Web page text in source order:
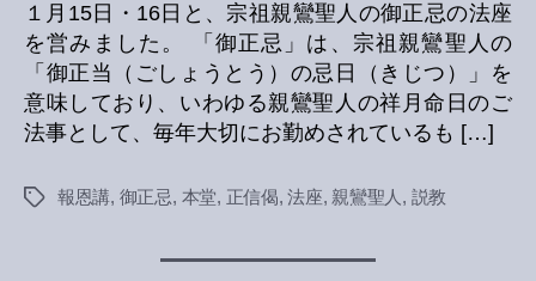
１月15日・16日と、宗祖親鸞聖人の御正忌の法座
を営みました。 「御正忌」は、宗祖親鸞聖人の
「御正当（ごしょうとう）の忌日（きじつ）」を
意味しており、いわゆる親鸞聖人の祥月命日のご
法事として、毎年大切にお勤めされているも […]
Tags報恩講, 御正忌, 本堂, 正信偈,法座, 親鸞聖人 , 説教